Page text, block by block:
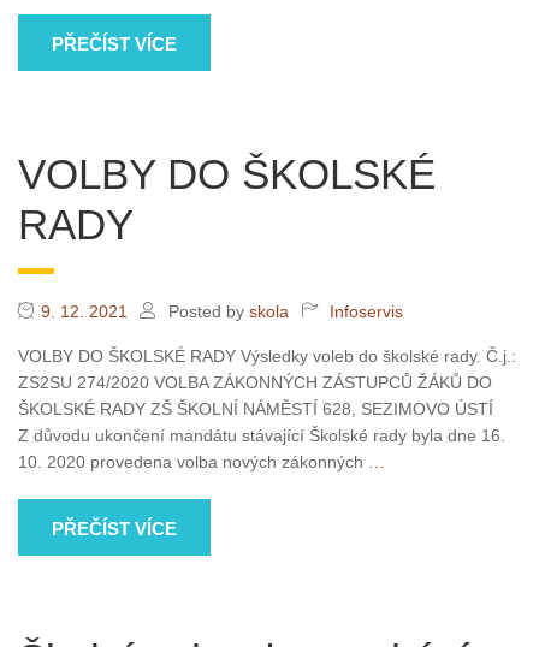
PŘEČÍST VÍCE
VOLBY DO ŠKOLSKÉ
RADY
9. 12. 2021 Posted by skola Infoservis
VOLBY DO ŠKOLSKÉ RADY Výsledky voleb do školské rady. Č.j.:
ZS2SU 274/2020 VOLBA ZÁKONNÝCH ZÁSTUPCŮ ŽÁKŮ DO
ŠKOLSKÉ RADY ZŠ ŠKOLNÍ NÁMĚSTÍ 628, SEZIMOVO ÚSTÍ
Z důvodu ukončení mandátu stávající Školské rady byla dne 16.
10. 2020 provedena volba nových zákonných …
PŘEČÍST VÍCE